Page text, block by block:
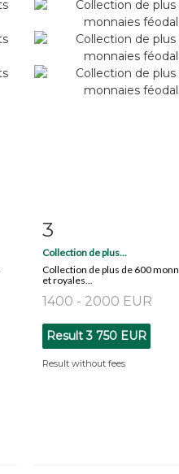
3
Collection de plus...
Collection de plus de 600
et royales...
1400 - 2000 EUR
Result3 750 EUR
Result without fees